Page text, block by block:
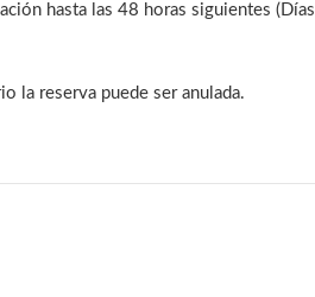
hasta las 48 horas siguientes (Días
la reserva puede ser anulada.